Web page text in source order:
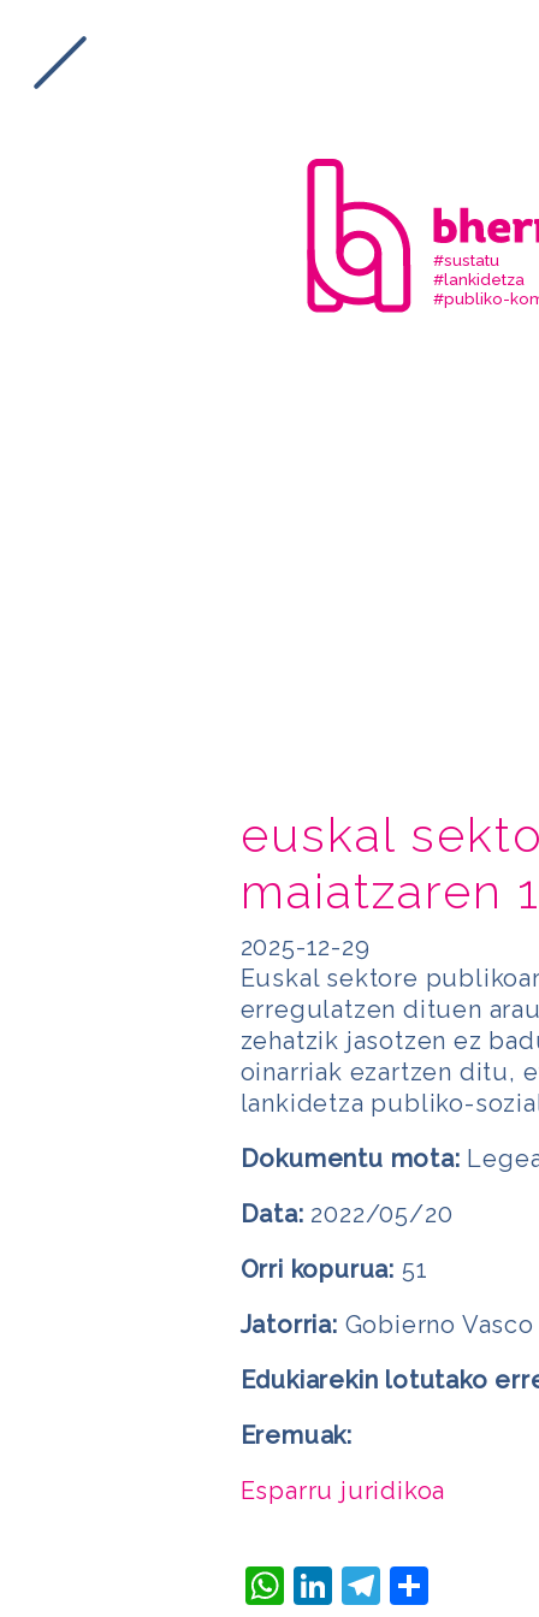
#sustatu
#lankidetza
#publiko-
euskal
maiatzaren
2025-12-29
Euskal sektore
erregulatzen dituen
zehatzik jasotzen ez
oinarriak ezartzen ditu,
lankidetza publiko-
Dokumentu mota:
Data: 2022/05/20
Orri kopurua: 51
Jatorria: Gobierno Vasco
Edukiarekin lotutako
Eremuak:
Esparru juridikoa
WhatsApp
LinkedIn
Telegram
Share